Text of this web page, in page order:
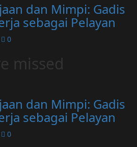
dan Mimpi: Gadis
sebagai Pelayan
0
missed
dan Mimpi: Gadis
sebagai Pelayan
0